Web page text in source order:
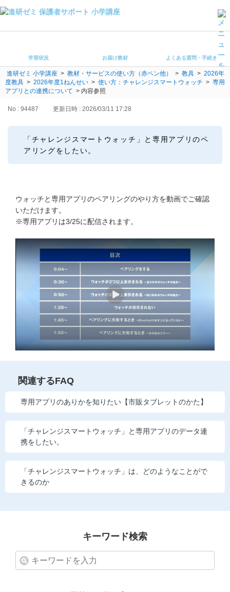
よくある質問・手続き
保護者サポート小学講座 トップ
登録情報の変更・各種お手続き
よくある質問・お問い合わせ
お問い合わせ窓口
他の講座のよくある質問・手続きはこちら
こどもちゃれんじ
進研ゼミ 中学講座
進研ゼミ 中学講座 中高一貫
進研ゼミ 高校講座
会員サイト(お子様用)はこちら
学習状況 お届け教材 よくある質問・手続き
進研ゼミ 小学講座 > 教材・サービスの使い方（赤ペン他） > 教具 > 2026年
度教具 > 2026年度1ねんせい > 使い方：チャレンジスマートウォッチ > 専用
アプリとの連携について > 内容参照
No : 94487 更新日時 : 2026/03/11 17:28
「チャレンジスマートウォッチ」と専用アプリのペ
アリングをしたい。
ウォッチと専用アプリのペアリングのやり方を動画でご確認
いただけます。
※専用アプリは3/25に配信されます。
関連するFAQ
専用アプリのありかを知りたい【市販タブレットのかた】
「チャレンジスマートウォッチ」と専用アプリのデータ連
携をしたい。
「チャレンジスマートウォッチ」は、どのようなことがで
きるのか
キーワード検索